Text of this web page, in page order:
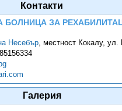
Контакти
БОЛНИЦА ЗА
Несебър,местност Кокалу, ул.
Галерия